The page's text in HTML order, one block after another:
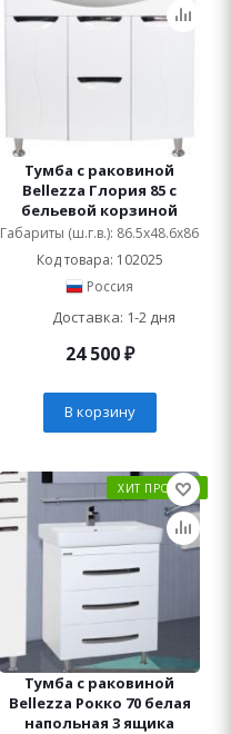
Тумба с раковиной
Bellezza Глория 85 с
бельевой корзиной
Габариты (ш.г.в.): 86.5x48.6x86
Код товара: 102025
Россия
Доставка: 1-2 дня
24 500₽
В корзину
ХИТ ПРОДАЖ
Тумба с раковиной
Bellezza Рокко 70 белая
напольная 3 ящика